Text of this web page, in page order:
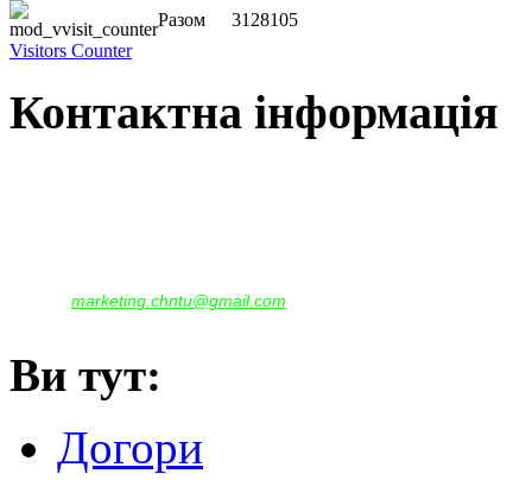
Разом
3128105
Visitors Counter
Контактна інформація
marketing.chntu@gmail.com
Ви тут:
Догори